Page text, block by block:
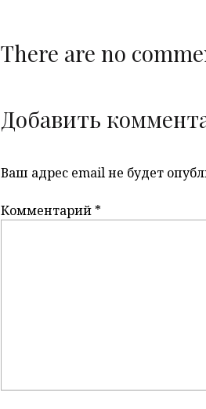
There are no
Добавить
Ваш адрес email не будет
Комментарий *